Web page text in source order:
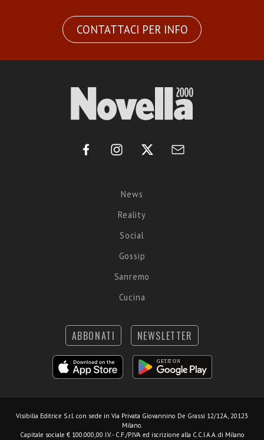
CONTATTACI PER INFO
News
Reality
Social
Gossip
Sanremo
Cucina
ABBONATI NEWSLETTER
Visibilia Editrice S.r.l. con sede in Via Privata Giovannino De Grassi 12/12A, 20123
Milano.
Capitale sociale € 100.000,00 I.V. - C.F./P.IVA ed iscrizione alla C.C.I.A.A. di Milano